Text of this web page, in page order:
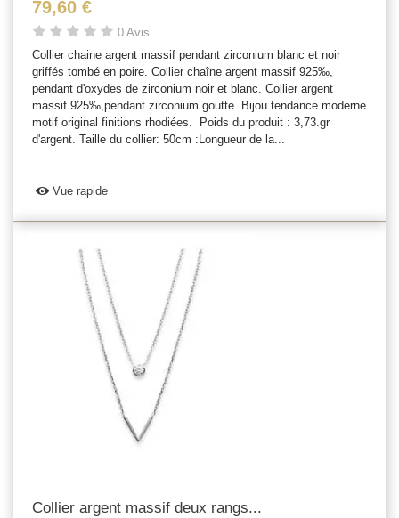
79,60 €
0 Avis
Collier chaine argent massif pendant zirconium blanc et noir
griffés tombé en poire. Collier chaîne argent massif 925‰,
pendant d'oxydes de zirconium noir et blanc. Collier argent
massif 925‰,pendant zirconium goutte. Bijou tendance moderne
motif original finitions rhodiées. Poids du produit : 3,73.gr
d'argent. Taille du collier: 50cm :Longueur de la...
Vue rapide
Collier argent massif deux rangs...